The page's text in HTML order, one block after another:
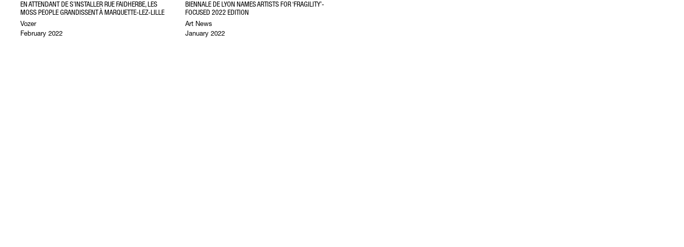
EN ATTENDANT DE S’INSTALLER RUE FAIDHERBE, LES
MOSS PEOPLE GRANDISSENT À MARQUETTE-LEZ-LILLE
Vozer
February 2022
BIENNALE DE LYON NAMES ARTISTS FOR ‘FRAGILITY’-
FOCUSED 2022 EDITION
Art News
January 2022